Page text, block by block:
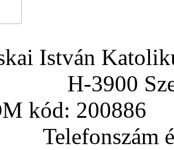
István
H-3900
kód: 200886
Telefonszám